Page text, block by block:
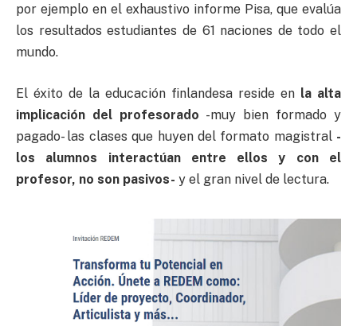
por ejemplo en el exhaustivo informe Pisa, que evalúa
los resultados estudiantes de 61 naciones de todo el
mundo.
El éxito de la educación finlandesa reside en la alta
implicación del profesorado -muy bien formado y
pagado- las clases que huyen del formato magistral -
los alumnos interactúan entre ellos y con el
profesor, no son pasivos- y el gran nivel de lectura.